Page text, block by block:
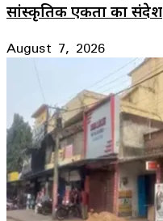
सांस्कृतिक एकता का संदेश
August 7, 2026